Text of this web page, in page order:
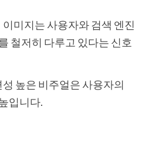
미지는 사용자와 검색 엔진
철저히 다루고 있다는 신호
높은 비주얼은 사용자의
입니다.